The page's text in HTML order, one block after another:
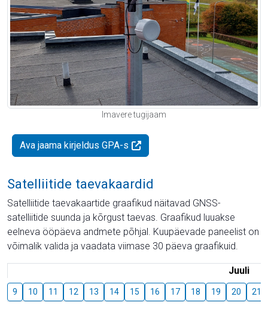
Imavere tugijaam
Ava jaama kirjeldus GPA-s
Satelliitide taevakaardid
Satelliitide taevakaartide graafikud näitavad GNSS-
satelliitide suunda ja kõrgust taevas. Graafikud luuakse
eelneva ööpäeva andmete põhjal. Kuupäevade paneelist on
võimalik valida ja vaadata viimase 30 päeva graafikuid.
Juuli
9 10 11 12 13 14 15 16 17 18 19 20 21